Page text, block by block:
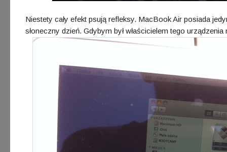
Niestety cały efekt psują refleksy. MacBook Air posiada
słoneczny dzień. Gdybym był właścicielem tego